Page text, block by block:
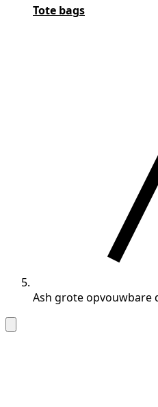
Tote bags
Ash grote opvouwbare